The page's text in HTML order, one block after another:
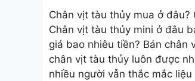
Chân vịt tàu thủy mua ở đâu?
Chân vịt tàu thủy mini ở đâu
giá bao nhiêu tiền? Bán chân
chân vịt tàu thủy luôn được
nhiều người vẫn thắc mắc